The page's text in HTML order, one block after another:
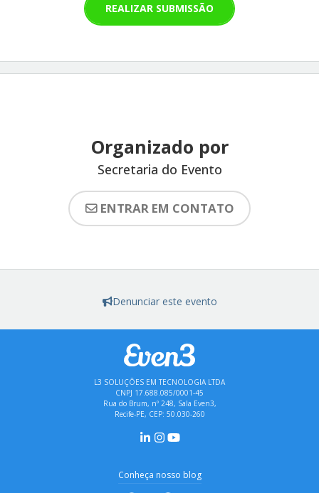
REALIZAR SUBMISSÃO
Organizado por
Secretaria do Evento
ENTRAR EM CONTATO
Denunciar este evento
L3 SOLUÇÕES EM TECNOLOGIA LTDA
CNPJ 17.688.085/0001-45
Rua do Brum, nº 248, Sala Even3,
Recife-PE, CEP: 50.030-260
Conheça nosso blog